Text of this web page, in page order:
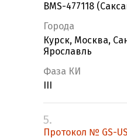
BMS-477118
Города
Курск, Москва,
Ярославль
Фаза КИ
5.
Протокол № GS-